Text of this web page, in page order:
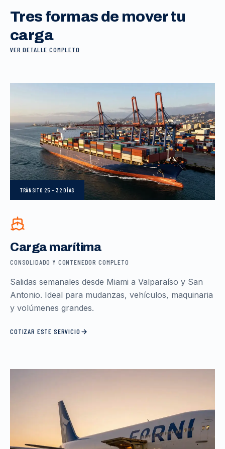
Tres formas de mover tu
carga
VER DETALLE COMPLETO
TRÁNSITO 25 – 32 DÍAS
Carga marítima
CONSOLIDADO Y CONTENEDOR COMPLETO
Salidas semanales desde Miami a Valparaíso y San
Antonio. Ideal para mudanzas, vehículos, maquinaria
y volúmenes grandes.
COTIZAR ESTE SERVICIO